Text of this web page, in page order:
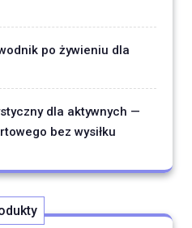
po żywieniu dla
dla aktywnych —
bez wysiłku